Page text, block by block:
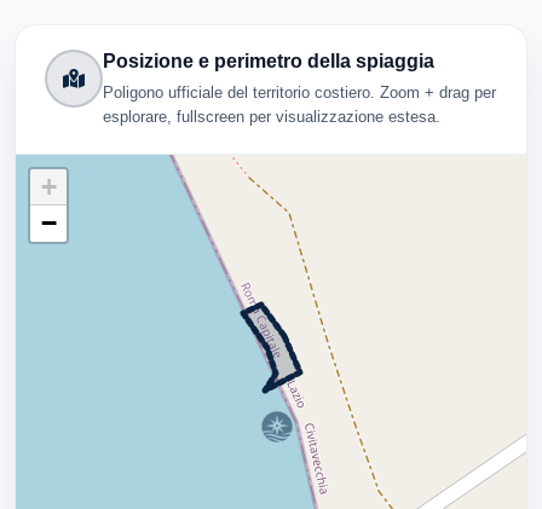
Posizione e perimetro della spiaggia
Poligono ufficiale del territorio costiero. Zoom + drag per
esplorare, fullscreen per visualizzazione estesa.
+
−